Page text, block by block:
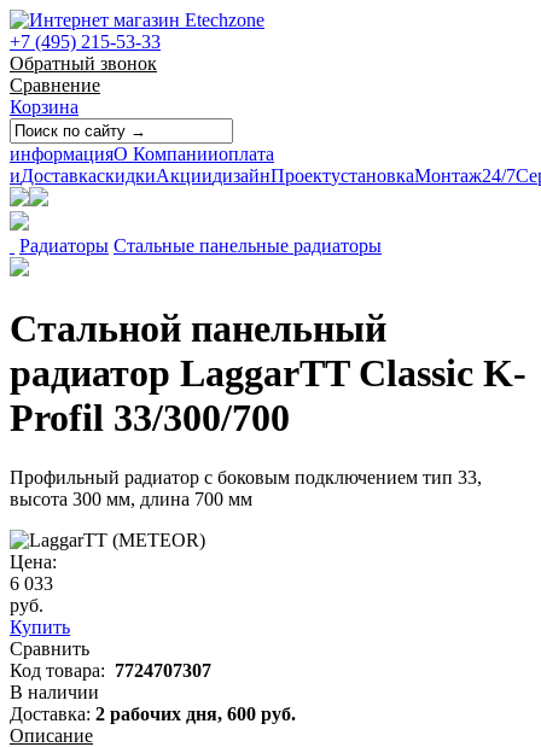
+7 (495) 215-53-33
Обратный звонок
Сравнение
Корзина
информацияО Компанииоплата
иДоставкаскидкиАкциидизайнПроектустановкаМонтаж24/7
Радиаторы Стальные панельные радиаторы
Стальной панельный
радиатор LaggarTT Classic K-
Profil 33/300/700
Профильный радиатор с боковым подключением тип 33,
высота 300 мм, длина 700 мм
Цена:
6 033
руб.
Купить
Сравнить
Код товара: 7724707307
В наличии
Доставка: 2 рабочих дня, 600 руб.
Описание